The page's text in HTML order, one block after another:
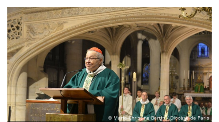
© Marie-Christine Bertin / Diocèse de Paris